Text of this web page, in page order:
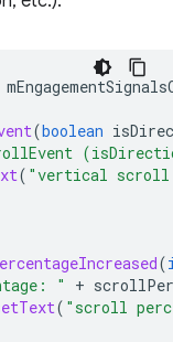
(boolean
( "vertical
(
" +
( "scroll